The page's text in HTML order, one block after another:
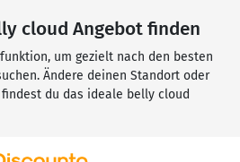
cloud Angebot finden
um gezielt nach den besten
Ändere deinen Standort oder
du das ideale belly cloud